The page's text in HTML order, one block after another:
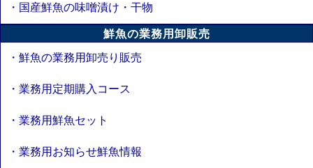
・国産鮮魚の味噌漬け・干物
鮮魚の業務用卸販売
・鮮魚の業務用卸売り販売
・業務用定期購入コース
・業務用鮮魚セット
・業務用お知らせ鮮魚情報